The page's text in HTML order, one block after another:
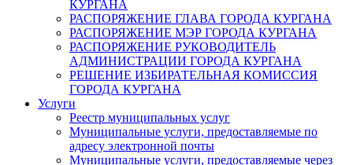
КУРГАНА
РАСПОРЯЖЕНИЕ ГЛАВА ГОРОДА КУРГАНА
РАСПОРЯЖЕНИЕ МЭР ГОРОДА КУРГАНА
РАСПОРЯЖЕНИЕ РУКОВОДИТЕЛЬ
АДМИНИСТРАЦИИ ГОРОДА КУРГАНА
РЕШЕНИЕ ИЗБИРАТЕЛЬНАЯ КОМИССИЯ
ГОРОДА КУРГАНА
Услуги
Реестр муниципальных услуг
Муниципальные услуги, предоставляемые по
адресу электронной почты
Муниципальные услуги, предоставляемые через